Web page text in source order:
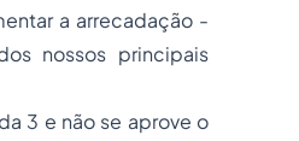
a arrecadação -
nossos principais
3 e não se aprove o